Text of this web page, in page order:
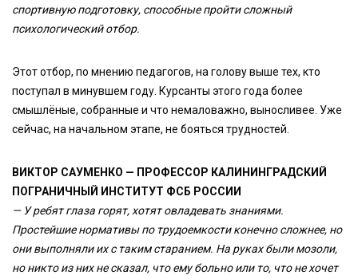
спортивную подготовку, способные пройти сложный
психологический отбор.
Этот отбор, по мнению педагогов, на голову выше тех, кто
поступал в минувшем году. Курсанты этого года более
смышлёные, собранные и что немаловажно, выносливее. Уже
сейчас, на начальном этапе, не бояться трудностей.
ВИКТОР САУМЕНКО — ПРОФЕССОР КАЛИНИНГРАДСКИЙ
ПОГРАНИЧНЫЙ ИНСТИТУТ ФСБ РОССИИ
— У ребят глаза горят, хотят овладевать знаниями.
Простейшие нормативы по трудоемкости конечно сложнее, но
они выполняли их с таким старанием. На руках были мозоли,
но никто из них не сказал, что ему больно или то, что не хочет